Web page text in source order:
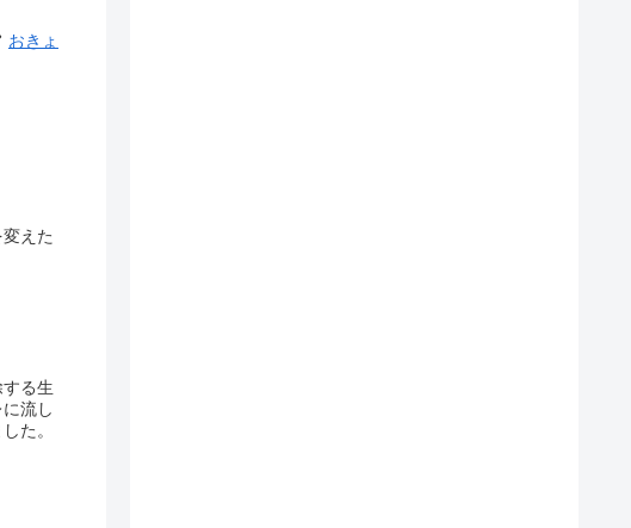
おきょ
えた
る生
流し
た。